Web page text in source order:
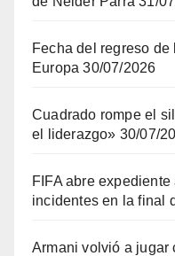
Fecha del regreso
Europa 30/07/2026
Cuadrado rompe el
el liderazgo» 30/07/
FIFA abre
incidentes en la final
Armani volvió a jugar